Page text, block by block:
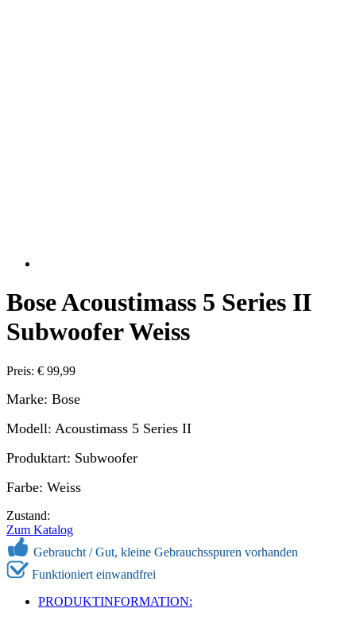
Bose Acoustimass 5 Series II
Subwoofer Weiss
Preis: € 99,99
Marke: Bose
Modell: Acoustimass 5 Series II
Produktart: Subwoofer
Farbe: Weiss
Zustand:
Zum Katalog
Gebraucht /Gut, kleine Gebrauchsspuren vorhanden
Funktioniert einwandfrei
PRODUKTINFORMATION: